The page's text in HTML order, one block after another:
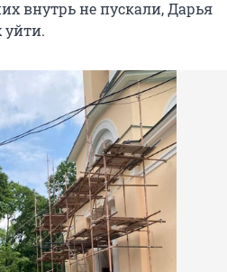
внутрь не пускали, Дарья
уйти.